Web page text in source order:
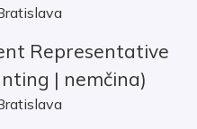
Representative
| nemčina)